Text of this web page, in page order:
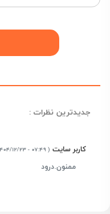
جدیدترین نظرات :
کاربر سایت ( ۰۷:۴۹ - ۱۴۰۴/۱۲/۲۳ )
ممنون.درود